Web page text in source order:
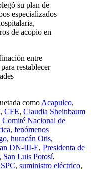
su plan de
especializados
de acopio en
entre
restablecer
como Acapulco,
, CFE, Claudia Sheinbaum
Comité Nacional de
, fenómenos
, huracán Otis,
DN-III-E, Presidenta de
, San Luis Potosí,
, suministro eléctrico,